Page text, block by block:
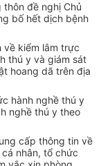
thôn đề nghị Chủ
bố hết dịch bệnh
về kiểm lâm trực
thú y và giám sát
hoang dã trên địa
hành nghề thú y
nghề thú y theo
cấp thông tin về
nhân, tổ chức